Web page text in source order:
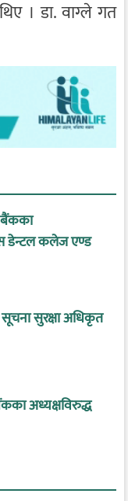
। डा. वाग्ले गत
बैंकका
डेन्टल कलेज एण्ड
सुरक्षा अधिकृत
अध्यक्षविरुद्ध